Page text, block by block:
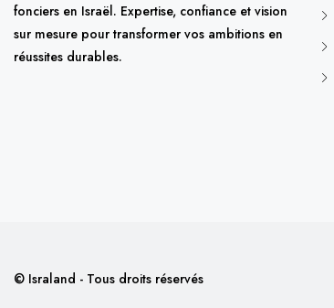
fonciers en Israël. Expertise, confiance et vision
sur mesure pour transformer vos ambitions en
réussites durables.
© Israland - Tous droits réservés